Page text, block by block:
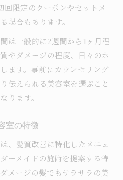
回限定のクーポンやセットメ
場合もあります。
は一般的に2週間から1ヶ月程
やダメージの程度、日々のホ
ます。事前にカウンセリング
伝えられる美容室を選ぶこと
ります。
室の特徴
、髪質改善に特化したメニュ
ーメイドの施術を提案する特
メージの髪でもサラサラの美